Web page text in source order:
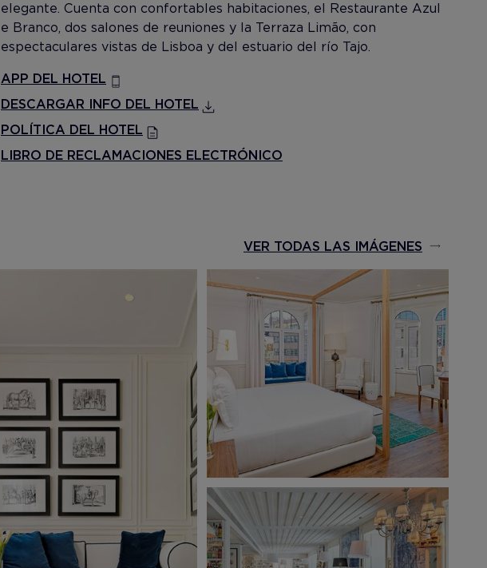
elegante. Cuenta con confortables habitaciones, el Restaurante Azul
e Branco, dos salones de reuniones y la Terraza Limão, con
espectaculares vistas de Lisboa y del estuario del río Tajo.
APP DEL HOTEL
DESCARGAR INFO DEL HOTEL
POLÍTICA DEL HOTEL
LIBRO DE RECLAMACIONES ELECTRÓNICO
VER TODAS LAS IMÁGENES